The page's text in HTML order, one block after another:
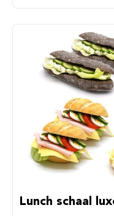
Lunch schaal